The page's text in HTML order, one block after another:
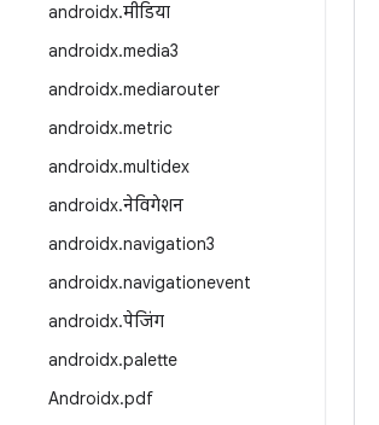
androidx.मीडिया
androidx.media3
androidx.mediarouter
androidx.metric
androidx.multidex
androidx.नेविगेशन
androidx.navigation3
androidx.navigationevent
androidx.पेजिंग
androidx.palette
Androidx.pdf